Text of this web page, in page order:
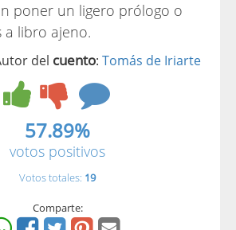
poner un ligero prólogo o
a libro ajeno.
del cuento: Tomás de Iriarte
57.89%
votos positivos
Votos totales: 19
Comparte: